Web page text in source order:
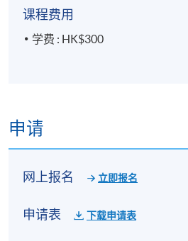
课程费用
学费 : HK$300
申请
网上报名 立即报名
申请表 下载申请表